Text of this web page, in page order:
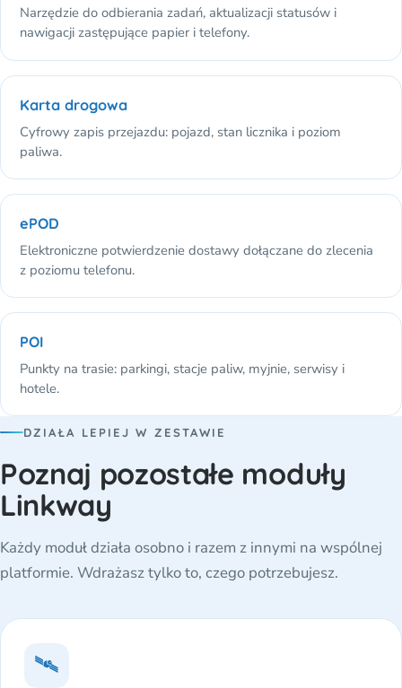
Narzędzie do odbierania zadań, aktualizacji statusów i
nawigacji zastępujące papier i telefony.
Karta drogowa
Cyfrowy zapis przejazdu: pojazd, stan licznika i poziom
paliwa.
ePOD
Elektroniczne potwierdzenie dostawy dołączane do zlecenia
z poziomu telefonu.
POI
Punkty na trasie: parkingi, stacje paliw, myjnie, serwisy i
hotele.
DZIAŁA LEPIEJ W ZESTAWIE
Poznaj pozostałe moduły
Linkway
Każdy moduł działa osobno i razem z innymi na wspólnej
platformie. Wdrażasz tylko to, czego potrzebujesz.
🛰️